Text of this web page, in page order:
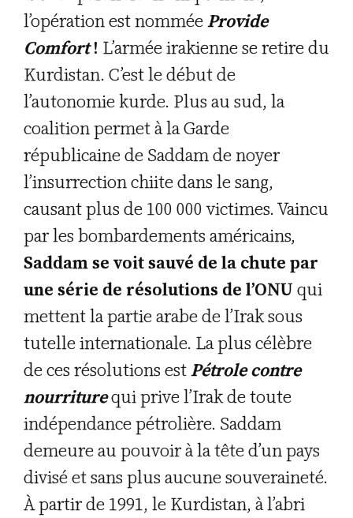
l’opération est nomméeProvide
Comfort! L’armée irakienne se retire du
Kurdistan. C’est le début de
l’autonomie kurde. Plus au sud, la
coalition permet à la Garde
républicaine de Saddam de noyer
l’insurrection chiite dans le sang,
causant plus de 100 000 victimes. Vaincu
par les bombardements américains,
Saddam se voit sauvé de la chute par
une série de résolutions de l’ONU qui
mettent la partie arabe de l’Irak sous
tutelle internationale. La plus célèbre
de ces résolutions estPétrole contre
nourriturequi prive l’Irak de toute
indépendance pétrolière. Saddam
demeure au pouvoir à la tête d’un pays
divisé et sans plus aucune souveraineté.
À partir de 1991, le Kurdistan, à l’abri